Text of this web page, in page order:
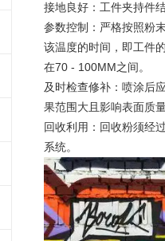
接地良好：工件夹持件
参数控制：严格按照粉
该温度的时间，即工件
在70 - 100ΜM之间。
及时检查修补：喷涂后
果范围大且影响表面质
回收利用：回收粉须经
系统。